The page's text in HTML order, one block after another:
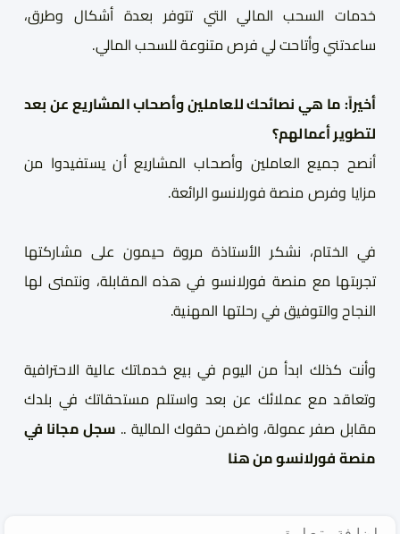
خدمات السحب المالي التي تتوفر بعدة أشكال وطرق،
ساعدتني وأتاحت لي فرص متنوعة للسحب المالي.
أخيراً: ما هي نصائحك للعاملين وأصحاب المشاريع عن بعد
لتطوير أعمالهم؟
أنصح جميع العاملين وأصحاب المشاريع أن يستفيدوا من
مزايا وفرص منصة فورلانسو الرائعة.
في الختام، نشكر الأستاذة مروة حيمون على مشاركتها
تجربتها مع منصة فورلانسو في هذه المقابلة، ونتمنى لها
النجاح والتوفيق في رحلتها المهنية.
وأنت كذلك ابدأ من اليوم في بيع خدماتك عالية الاحترافية
وتعاقد مع عملائك عن بعد واستلم مستحقاتك في بلدك
مقابل صفر عمولة، واضمن حقوك المالية .. سجل مجانا في
منصة فورلانسو من هنا